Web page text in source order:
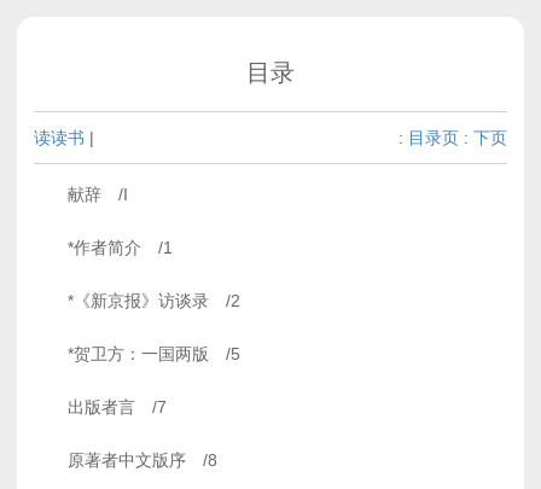
目录
读读书 | : 目录页 : 下页
献辞 /I
*作者简介 /1
*《新京报》访谈录 /2
*贺卫方：一国两版 /5
出版者言 /7
原著者中文版序 /8